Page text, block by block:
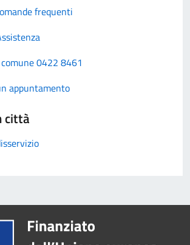
frequenti
0422 8461
appuntamento
città